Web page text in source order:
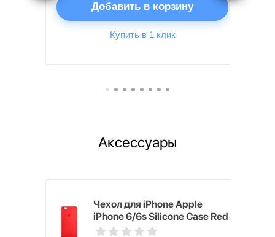
Добавить в корзину
Купить в 1 клик
Аксессуары
Чехол для iPhone Apple
iPhone 6/6s Silicone Case Red